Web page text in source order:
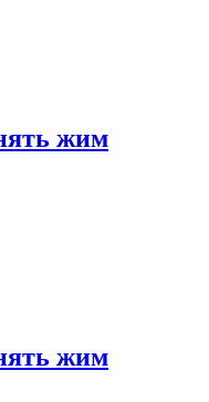
жим
жим